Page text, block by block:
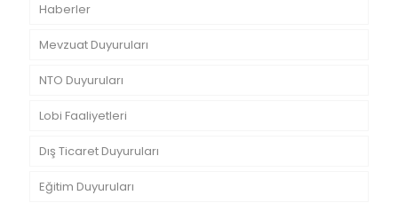
Haberler
Mevzuat Duyuruları
NTO Duyuruları
Lobi Faaliyetleri
Dış Ticaret Duyuruları
Eğitim Duyuruları